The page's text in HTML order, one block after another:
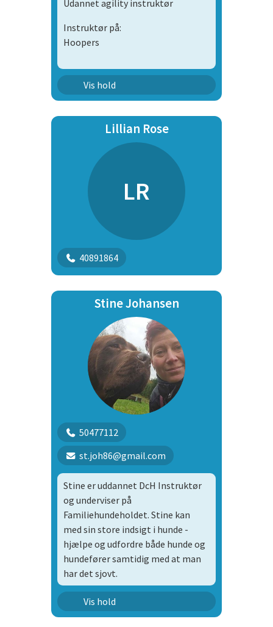
Udannet agility instruktør
Instruktør på:
Hoopers
Vis hold
Agility Konkurrence Hold 1
Lillian Rose
LR
40891864
Stine Johansen
50477112
st.joh86@gmail.com
Stine er uddannet DcH Instruktør
og underviser på
Familiehundeholdet. Stine kan
med sin store indsigt i hunde -
hjælpe og udfordre både hunde og
hundefører samtidig med at man
har det sjovt.
Vis hold
Familiehundehold